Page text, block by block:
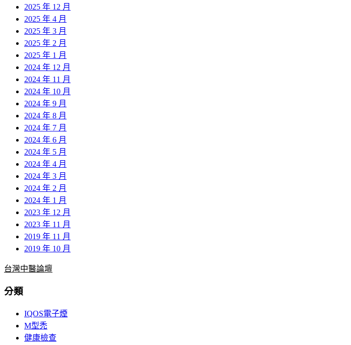
2025 年 12 月
2025 年 4 月
2025 年 3 月
2025 年 2 月
2025 年 1 月
2024 年 12 月
2024 年 11 月
2024 年 10 月
2024 年 9 月
2024 年 8 月
2024 年 7 月
2024 年 6 月
2024 年 5 月
2024 年 4 月
2024 年 3 月
2024 年 2 月
2024 年 1 月
2023 年 12 月
2023 年 11 月
2019 年 11 月
2019 年 10 月
台灣中醫論壇
分類
IQOS電子煙
M型禿
健康檢查